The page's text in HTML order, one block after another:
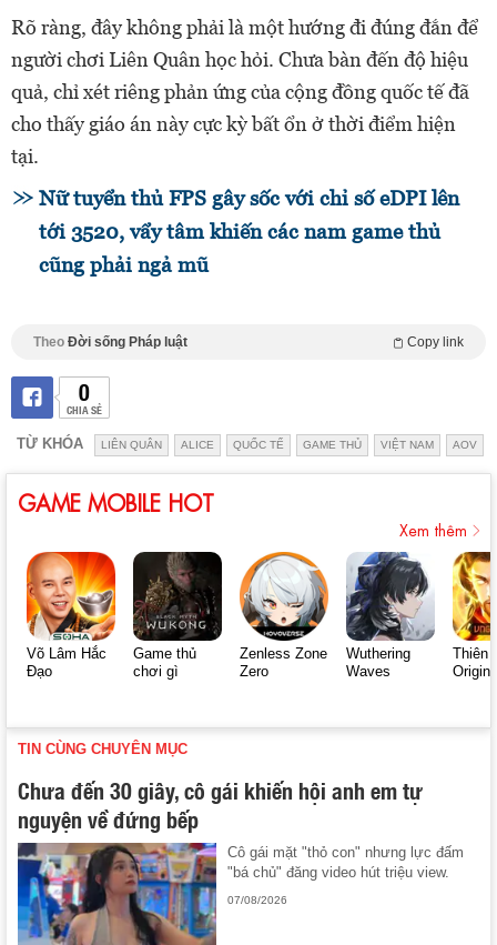
Rõ ràng, đây không phải là một hướng đi đúng đắn để
người chơi Liên Quân học hỏi. Chưa bàn đến độ hiệu
quả, chỉ xét riêng phản ứng của cộng đồng quốc tế đã
cho thấy giáo án này cực kỳ bất ổn ở thời điểm hiện
tại.
Nữ tuyển thủ FPS gây sốc với chỉ số eDPI lên
tới 3520, vẩy tâm khiến các nam game thủ
cũng phải ngả mũ
Theo Đời sống Pháp luật Copy link
0
CHIA SẺ
TỪ KHÓA LIÊN QUÂN ALICE QUỐC TẾ GAME THỦ VIỆT NAM AOV
GAME MOBILE HOT
Xem thêm
Võ Lâm Hắc
Đạo
Game thủ
chơi gì
Zenless Zone
Zero
Wuthering
Waves
Thiên
Origin
TIN CÙNG CHUYÊN MỤC
Chưa đến 30 giây, cô gái khiến hội anh em tự
nguyện về đứng bếp
Cô gái mặt "thỏ con" nhưng lực đấm
"bá chủ" đăng video hút triệu view.
07/08/2026